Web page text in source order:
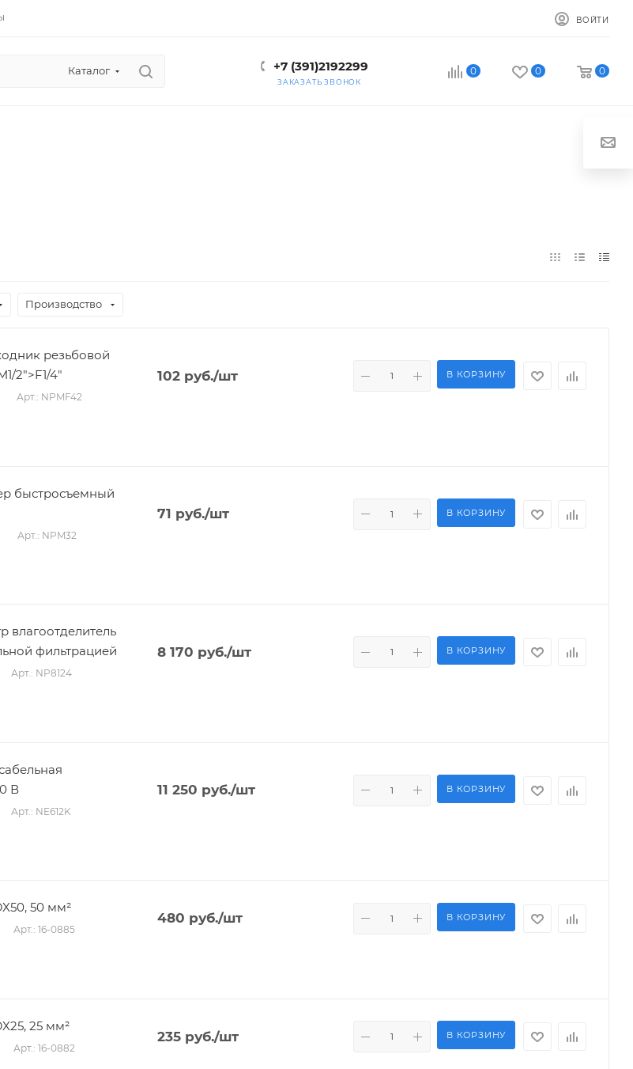
ВОЙТИ
Каталог +7 (391)2192299
ЗАКАЗАТЬ ЗВОНОК
0 0 0
Производство
резьбовой
2">F1/4"
Арт.: NPMF42
102руб./шт В КОРЗИНУ
быстросъемный
Арт.: NPM32
71 руб./шт В КОРЗИНУ
влагоотделитель
фильтрацией
Арт.: NP8124
8 170 руб./шт В КОРЗИНУ
В
Арт.: NE612K
11 250 руб./шт В КОРЗИНУ
50 мм²
Арт.: 16-0885
480 руб./шт В КОРЗИНУ
25 мм²
Арт.: 16-0882
235руб./шт В КОРЗИНУ